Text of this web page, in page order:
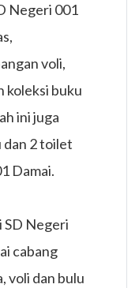
Negeri 001
voli,
koleksi buku
ini juga
2 toilet
Damai.
Negeri
cabang
voli dan bulu